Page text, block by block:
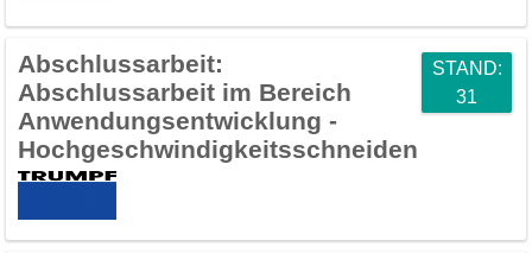
Abschlussarbeit:
Abschlussarbeit im Bereich
Anwendungsentwicklung -
Hochgeschwindigkeitsschneiden
STAND:
31